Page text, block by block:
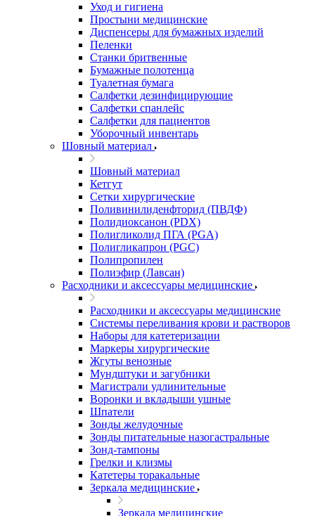
Уход и гигиена
Простыни медицинские
Диспенсеры для бумажных изделий
Пеленки
Станки бритвенные
Бумажные полотенца
Туалетная бумага
Салфетки дезинфицирующие
Салфетки спанлейс
Салфетки для пациентов
Уборочный инвентарь
Шовный материал
Шовный материал
Кетгут
Сетки хирургические
Поливинилиденфторид (ПВДФ)
Полидиоксанон (PDX)
Полигликолид ПГА (PGA)
Полигликапрон (PGC)
Полипропилен
Полиэфир (Лавсан)
Расходники и аксессуары медицинские
Расходники и аксессуары медицинские
Системы переливания крови и растворов
Наборы для катетеризации
Маркеры хирургические
Жгуты венозные
Мундштуки и загубники
Магистрали удлинительные
Воронки и вкладыши ушные
Шпатели
Зонды желудочные
Зонды питательные назогастральные
Зонд-тампоны
Грелки и клизмы
Катетеры торакальные
Зеркала медицинские
Зеркала медицинские